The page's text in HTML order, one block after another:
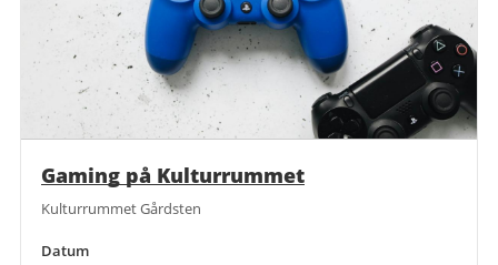
Gaming på Kulturrummet
Kulturrummet Gårdsten
Datum